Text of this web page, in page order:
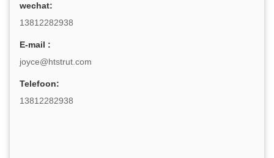
wechat:
13812282938
E-mail :
joyce@htstrut.com
Telefoon:
13812282938